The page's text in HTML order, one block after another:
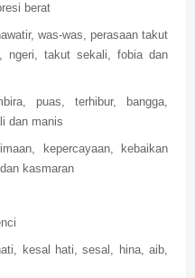
berat
was-was, perasaan takut
ngeri, takut sekali, fobia dan
puas, terhibur, bangga,
dan manis
kepercayaan, kebaikan
kasmaran
kesal hati, sesal, hina, aib,